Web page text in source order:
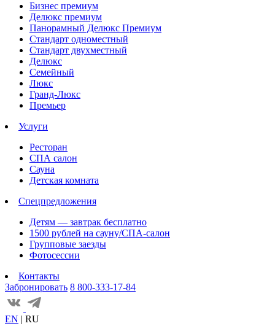
Бизнес премиум
Делюкс премиум
Панорамный Делюкс Премиум
Стандарт одноместный
Стандарт двухместный
Делюкс
Семейный
Люкс
Гранд-Люкс
Премьер
Услуги
Ресторан
СПА салон
Сауна
Детская комната
Спецпредложения
Детям — завтрак бесплатно
1500 рублей на сауну/СПА-салон
Групповые заезды
Фотосессии
Контакты
Забронировать 8 800-333-17-84
EN | RU